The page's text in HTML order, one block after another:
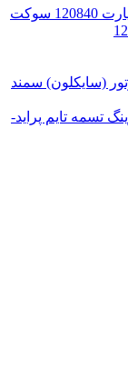
سوکت
(سایکلون) سمند
تسمه تایم پراید-